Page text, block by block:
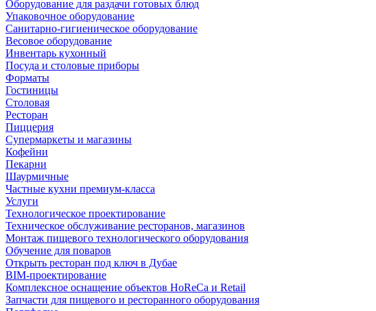
Оборудование для раздачи готовых блюд
Упаковочное оборудование
Санитарно-гигиеническое оборудование
Весовое оборудование
Инвентарь кухонный
Посуда и столовые приборы
Форматы
Гостиницы
Столовая
Ресторан
Пиццерия
Супермаркеты и магазины
Кофейни
Пекарни
Шаурмичные
Частные кухни премиум-класса
Услуги
Технологическое проектирование
Техническое обслуживание ресторанов, магазинов
Монтаж пищевого технологического оборудования
Обучение для поваров
Открыть ресторан под ключ в Дубае
BIM-проектирование
Комплексное оснащение объектов HoReCa и Retail
Запчасти для пищевого и ресторанного оборудования